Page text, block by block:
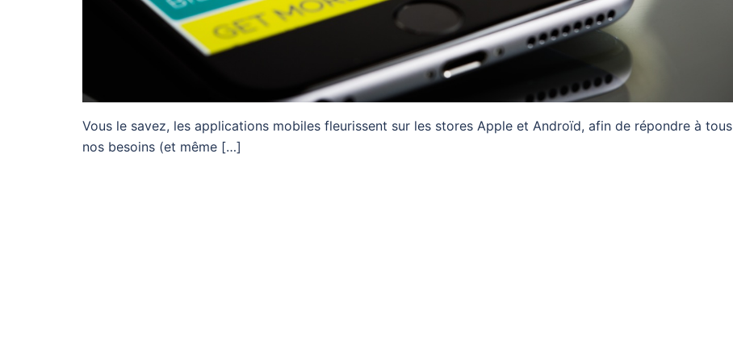
Vous le savez, les applications mobiles fleurissent sur les stores Apple et Androïd, afin de répondre à tous
nos besoins (et même […]